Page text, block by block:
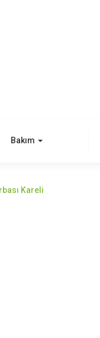
Bakım
Kareli